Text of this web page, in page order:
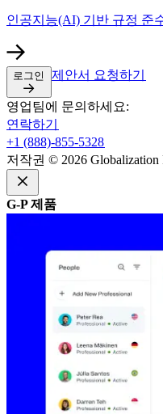
인공지능(AI) 기반 규정 준
로그인​​ 제안서 요청하기​​
영업팀에 문의하세요:​​
연락하기​​
+1 (888)-855-5328​​
저작권 © 2026
G-P 제품​​